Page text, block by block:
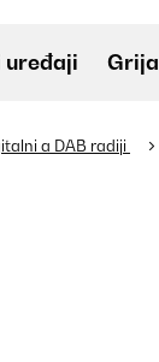
uređaji
a DAB radiji